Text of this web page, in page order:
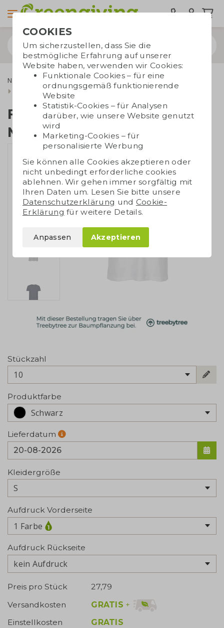
Nachhaltige Kleidung
T-Shirts
Fairtrade T-Shirt Männer V-Ausschnitt
Fairtrade T-Shirt
Männer V-Ausschnitt
Stückzahl
10
Produktfarbe
Schwarz
Lieferdatum
Kleidergröße
Aufdruck Vorderseite
1 Farbe
Aufdruck Rückseite
kein Aufdruck
Preis pro Stück
27,79
Versandkosten
GRATIS +
Einstellkosten
GRATIS
COOKIES
Um sicherzustellen, dass Sie die
bestmögliche Erfahrung auf unserer
Website haben, verwenden wir Cookies:
Funktionale Cookies – für eine
ordnungsgemäß funktionierende
Website
Statistik-Cookies – für Analysen
darüber, wie unsere Website genutzt
wird
Marketing-Cookies – für
personalisierte Werbung
Sie können alle Cookies akzeptieren oder
nicht unbedingt erforderliche cookies
ablehnen. Wir gehen immer sorgfältig mit
Ihren Daten um. Lesen Sie bitte unsere
Datenschutzerklärung und Cookie-
Erklärung für weitere Details.
Anpassen Akzeptieren